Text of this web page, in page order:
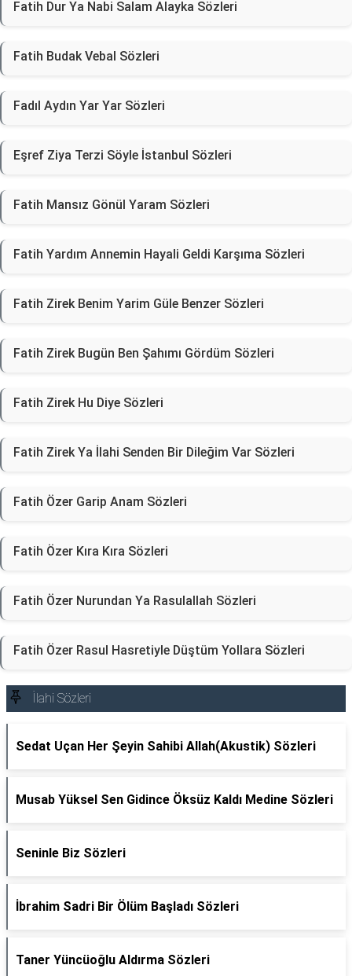
Fatih Dur Ya Nabi Salam Alayka Sözleri
Fatih Budak Vebal Sözleri
Fadıl Aydın Yar Yar Sözleri
Eşref Ziya Terzi Söyle İstanbul Sözleri
Fatih Mansız Gönül Yaram Sözleri
Fatih Yardım Annemin Hayali Geldi Karşıma Sözleri
Fatih Zirek Benim Yarim Güle Benzer Sözleri
Fatih Zirek Bugün Ben Şahımı Gördüm Sözleri
Fatih Zirek Hu Diye Sözleri
Fatih Zirek Ya İlahi Senden Bir Dileğim Var Sözleri
Fatih Özer Garip Anam Sözleri
Fatih Özer Kıra Kıra Sözleri
Fatih Özer Nurundan Ya Rasulallah Sözleri
Fatih Özer Rasul Hasretiyle Düştüm Yollara Sözleri
İlahi Sözleri
Sedat Uçan Her Şeyin Sahibi Allah(Akustik) Sözleri
Musab Yüksel Sen Gidince Öksüz Kaldı Medine Sözleri
Seninle Biz Sözleri
İbrahim Sadri Bir Ölüm Başladı Sözleri
Taner Yüncüoğlu Aldırma Sözleri